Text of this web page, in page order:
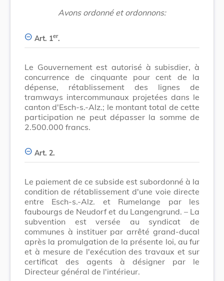
Avons ordonné et ordonnons:
Art. 1er.
Le Gouvernement est autorisé à subisdier, à
concurrence de cinquante pour cent de la
dépense, rétablissement des lignes de
tramways intercommunaux projetées dans le
canton d'Esch-s.-Alz.; le montant total de cette
participation ne peut dépasser la somme de
2.500.000 francs.
Art. 2.
Le paiement de ce subside est subordonné à la
condition de rétablissement d'une voie directe
entre Esch-s.-Alz. et Rumelange par les
faubourgs de Neudorf et du Langengrund. – La
subvention est versée au syndicat de
communes à instituer par arrêté grand-ducal
après la promulgation de la présente loi, au fur
et à mesure de l'exécution des travaux et sur
certificat des agents à désigner par le
Directeur général de l'intérieur.